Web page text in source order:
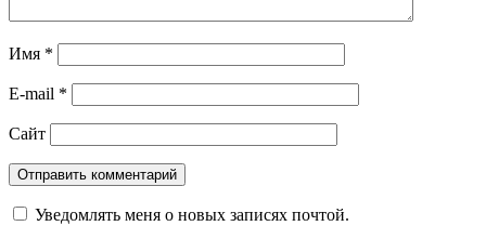
Имя *
E-mail *
Сайт
Уведомлять меня о новых записях почтой.